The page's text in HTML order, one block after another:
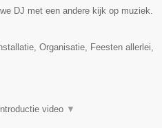
DJ met een andere kijk op muziek.
Organisatie, Feesten allerlei,
Introductie video ▼